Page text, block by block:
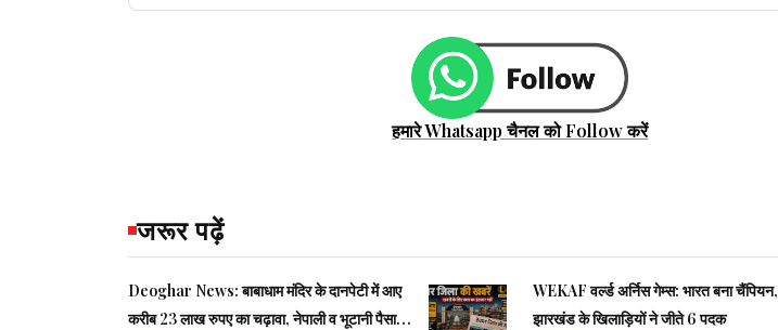
हमारे Whatsapp चैनल को Follow करें
जरूर पढ़ें
Deoghar News: बाबाधाम मंदिर के दानपेटी में आए
करीब 23 लाख रुपए का चढ़ावा, नेपाली व भूटानी पैसा भी
WEKAF वर्ल्ड अर्निस गेम्स: भारत बना चैंपियन,
झारखंड के खिलाड़ियों ने जीते 6 पदक